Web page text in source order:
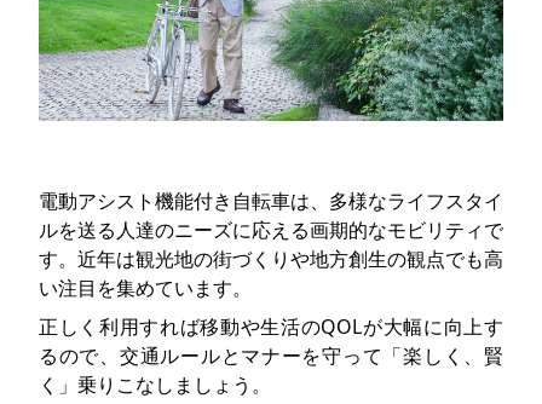
電動アシスト機能付き自転車は、多様なライフスタイ
ルを送る人達のニーズに応える画期的なモビリティで
す。近年は観光地の街づくりや地方創生の観点でも高
い注目を集めています。
正しく利用すれば移動や生活のQOLが大幅に向上す
るので、交通ルールとマナーを守って「楽しく、賢
く」乗りこなしましょう。